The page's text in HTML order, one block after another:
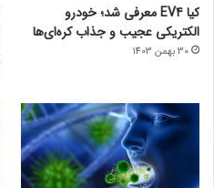
کیا EV4 معرفی شد؛ خودرو
الکتریکی عجیب و جذاب کره‌ای‌ها
30 بهمن 1403